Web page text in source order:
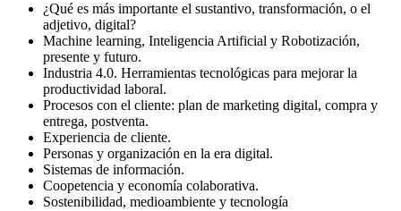
¿Qué es más importante el sustantivo, transformación, o el
adjetivo, digital?
Machine learning, Inteligencia Artificial y Robotización,
presente y futuro.
Industria 4.0. Herramientas tecnológicas para mejorar la
productividad laboral.
Procesos con el cliente: plan de marketing digital, compra y
entrega, postventa.
Experiencia de cliente.
Personas y organización en la era digital.
Sistemas de información.
Coopetencia y economía colaborativa.
Sostenibilidad, medioambiente y tecnología